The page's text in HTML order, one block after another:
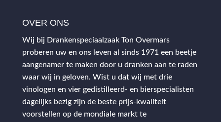
OVER ONS
Wij bij Drankenspeciaalzaak Ton Overmars
proberen uw en ons leven al sinds 1971 een beetje
aangenamer te maken door u dranken aan te raden
waar wij in geloven. Wist u dat wij met drie
vinologen en vier gedistilleerd- en bierspecialisten
dagelijks bezig zijn de beste prijs-kwaliteit
voorstellen op de mondiale markt te